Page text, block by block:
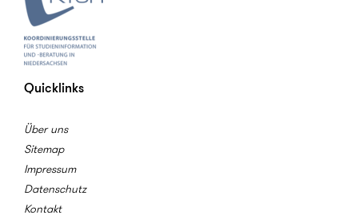
Quicklinks
Über uns
Sitemap
Impressum
Datenschutz
Kontakt